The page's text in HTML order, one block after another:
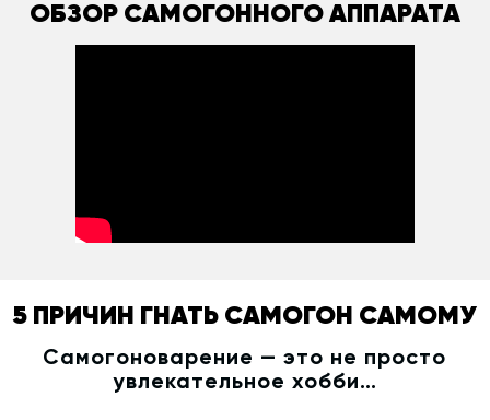
ОБЗОР САМОГОННОГО АППАРАТА
5 ПРИЧИН ГНАТЬ САМОГОН САМОМУ
Самогоноварение — это не просто
увлекательное хобби…